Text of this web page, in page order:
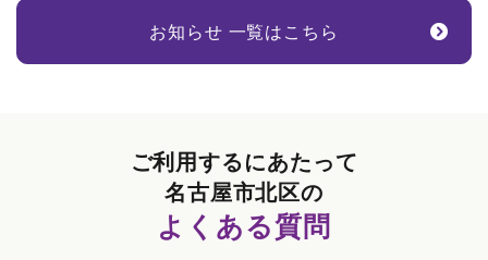
お知らせ 一覧はこちら
ご利用するにあたって
名古屋市北区の
よくある質問